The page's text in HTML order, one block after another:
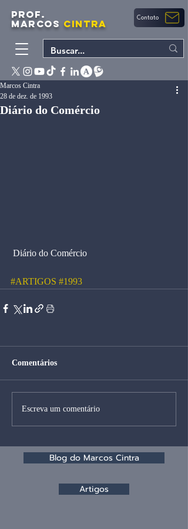
PROF.
MARCOS CINTRA Contato
Diário do Comércio
Marcos Cintra
28 de dez. de 1993
Diário do Comércio
#ARTIGOS #1993
Comentários
Escreva um comentário
Blog do Marcos Cintra
Artigos